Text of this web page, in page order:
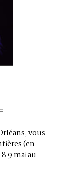
vous
(en
8 9 mai au